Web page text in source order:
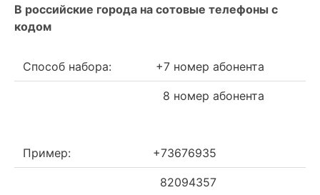
В российские города на сотовые телефоны с
кодом
Способ набора: +7 номер абонента
8 номер абонента
Пример: +73676935
82094357